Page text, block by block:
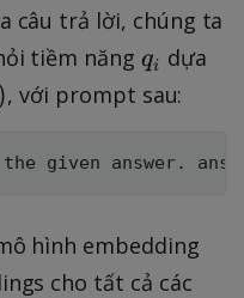
câu trả lời, chúng ta
tiềm năng q
_
qi dựa
, với prompt sau:
hình embedding
cho tất cả các